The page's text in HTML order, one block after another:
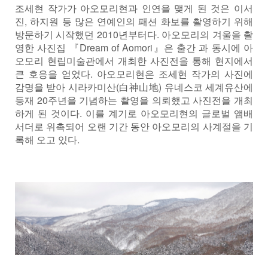
조세현 작가가 아오모리현과 인연을 맺게 된 것은 이서
진, 하지원 등 많은 연예인의 패션 화보를 촬영하기 위해
방문하기 시작했던 2010년부터다. 아오모리의 겨울을 촬
영한 사진집 『Dream of Aomori』은 출간 과 동시에 아
오모리 현립미술관에서 개최한 사진전을 통해 현지에서
큰 호응을 얻었다. 아오모리현은 조세현 작가의 사진에
감명을 받아 시라카미산(白神山地) 유네스코 세계유산에
등재 20주년을 기념하는 촬영을 의뢰했고 사진전을 개최
하게 된 것이다. 이를 계기로 아오모리현의 글로벌 앰배
서더로 위촉되어 오랜 기간 동안 아오모리의 사계절을 기
록해 오고 있다.